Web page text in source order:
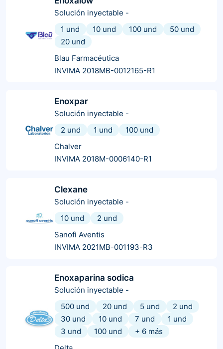
Solución inyectable -
1 und
10 und 100 und
50 und
20 und
Blau Farmacéutica
INVIMA 2018MB-0012165-R1
Enoxpar
Solución inyectable -
2 und
1 und
100 und
Chalver
INVIMA 2018M-0006140-R1
Clexane
Solución inyectable -
10 und
2 und
Sanofi Aventis
INVIMA 2021MB-001193-R3
Enoxaparina sodica
Solución inyectable -
500 und
20 und 5 und
2 und
30 und
10 und 7 und
1 und
3 und
100 und + 6 más